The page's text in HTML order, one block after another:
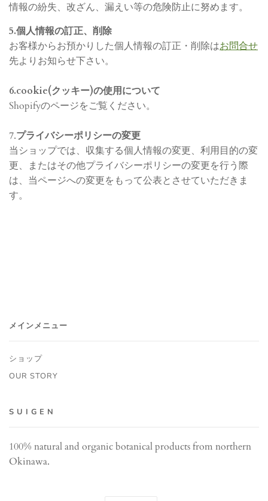
情報の紛失、改ざん、漏えい等の危険防止に努めます。
5.個人情報の訂正、削除
お客様からお預かりした個人情報の訂正・削除はお問合せ
先よりお知らせ下さい。
6.cookie(クッキー)の使用について
Shopifyのページをご覧ください。
7.プライバシーポリシーの変更
当ショップでは、収集する個人情報の変更、利用目的の変
更、またはその他プライバシーポリシーの変更を行う際
は、当ページへの変更をもって公表とさせていただきま
す。
メインメニュー
ショップ
OUR STORY
S U I G E N
100% natural and organic botanical products from northern
Okinawa.